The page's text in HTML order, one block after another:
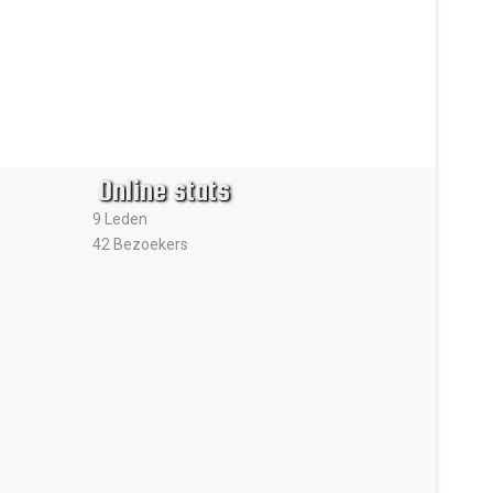
Online stats
9 Leden
42 Bezoekers